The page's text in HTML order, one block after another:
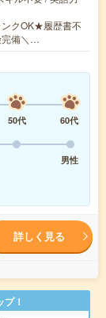
クOK★履歴書不
完備＼…
50代
60代
男性
詳しく見る
！